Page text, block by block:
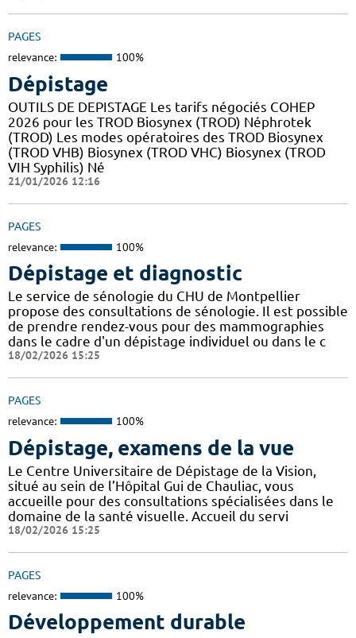
PAGES
relevance: 100%
Dépistage
OUTILS DE DEPISTAGE Les tarifs négociés COHEP
2026 pour les TROD Biosynex (TROD) Néphrotek
(TROD) Les modes opératoires des TROD Biosynex
(TROD VHB) Biosynex (TROD VHC) Biosynex (TROD
VIH Syphilis) Né
21/01/2026 12:16
PAGES
relevance: 100%
Dépistage et diagnostic
Le service de sénologie du CHU de Montpellier
propose des consultations de sénologie. Il est possible
de prendre rendez-vous pour des mammographies
dans le cadre d'un dépistage individuel ou dans le c
18/02/2026 15:25
PAGES
relevance: 100%
Dépistage, examens de la vue
Le Centre Universitaire de Dépistage de la Vision,
situé au sein de l’Hôpital Gui de Chauliac, vous
accueille pour des consultations spécialisées dans le
domaine de la santé visuelle. Accueil du servi
18/02/2026 15:25
PAGES
relevance: 100%
Développement durable